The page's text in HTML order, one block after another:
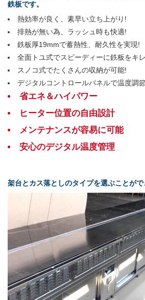
鉄板です。
熱効率が良く、素早い立ち上がり!
排熱が無い為、ラッシュ時も快適!
鉄板厚19mmで蓄熱性、耐久性を実現!
全面トユ式でスピーディーに鉄板をキ
スノコ式でたくさんの収納が可能!
デジタルコントロールパネルで温度調
省エネ＆ハイパワー
ヒーター位置の自由設計
メンテナンスが容易に可能
安心のデジタル温度管理
架台とカス落としのタイプを選ぶことが